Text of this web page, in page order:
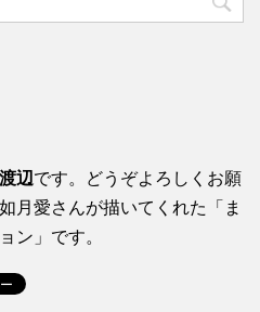
辺です。どうぞよろしくお願
月愛さんが描いてくれた「ま
ン」です。